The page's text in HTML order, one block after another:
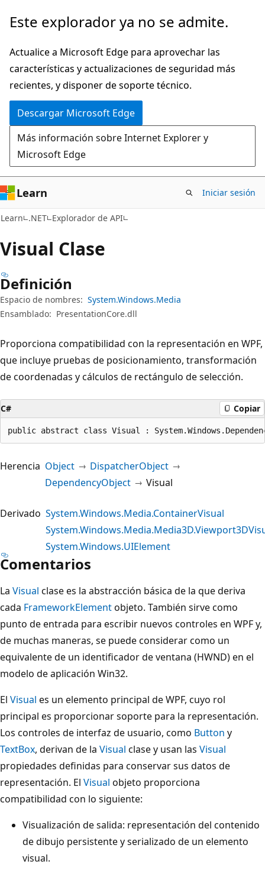
Ir
contenido
principal
Ir
la
navegación
en
la
página
Este explorador ya no se admite.
Actualice a Microsoft Edge para aprovechar las
características y actualizaciones de seguridad más
recientes, y disponer de soporte técnico.
Descargar Microsoft Edge
Más información sobre Internet Explorer y
Microsoft Edge
Learn Iniciar sesión
Learn .NET Explorador de API
Visual Clase
Definición
Espacio de nombres: System.Windows.Media
Ensamblado: PresentationCore.dll
Proporciona compatibilidad con la representación en WPF,
que incluye pruebas de posicionamiento, transformación
de coordenadas y cálculos de rectángulo de selección.
C# Copiar
public abstract class Visual :
Herencia Object
DispatcherObject
DependencyObject
Visual
Derivado System.Windows.Media.ContainerVisual
System.Windows.UIElement
Comentarios
La Visual clase es la abstracción básica de la que deriva
cada FrameworkElementobjeto. También sirve como
punto de entrada para escribir nuevos controles en WPF y,
de muchas maneras, se puede considerar como un
equivalente de un identificador de ventana (HWND) en el
modelo de aplicación Win32.
El Visual es un elemento principal de WPF, cuyo rol
principal es proporcionar soporte para la representación.
Los controles de interfaz de usuario, como Button y
TextBox, derivan de la Visual clase y usan las Visual
propiedades definidas para conservar sus datos de
representación. El Visual objeto proporciona
compatibilidad con lo siguiente:
Visualización de salida: representación del contenido
de dibujo persistente y serializado de un elemento
visual.